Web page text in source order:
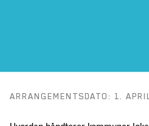
ARRANGEMENTSDATO: 1.